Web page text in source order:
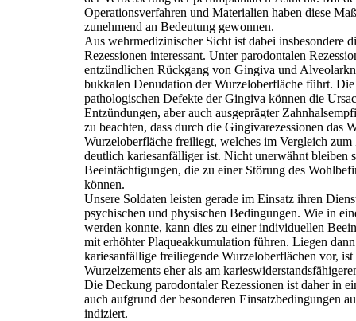
Operationsverfahren und Materialien haben diese
zunehmend an Bedeutung gewonnen.
Aus wehrmedizinischer Sicht ist dabei insbesondere
Rezessionen interessant. Unter parodontalen
entzündlichen Rückgang von Gingiva und
bukkalen Denudation der Wurzeloberfläche führt.
pathologischen Defekte der Gingiva können die
Entzündungen, aber auch ausgeprägter
zu beachten, dass durch die Gingivarezessionen das
Wurzeloberfläche freiliegt, welches im Vergleich
deutlich kariesanfälliger ist. Nicht unerwähnt bleiben
Beeintächtigungen, die zu einer Störung des
können.
Unsere Soldaten leisten gerade im Einsatz ihren
psychischen und physischen Bedingungen. Wie in
werden konnte, kann dies zu einer individuellen
mit erhöhter Plaqueakkumulation führen. Liegen
kariesanfällige freiliegende Wurzeloberflächen vor,
Wurzelzements eher als am
Die Deckung parodontaler Rezessionen ist daher in
auch aufgrund der besonderen Einsatzbedingungen
indiziert.